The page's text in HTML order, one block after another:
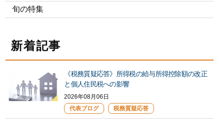
旬の特集
新着記事
《税務質疑応答》所得税の給与所得控除額の改正
と個人住民税への影響
2026年08月06日
代表ブログ
税務質疑応答